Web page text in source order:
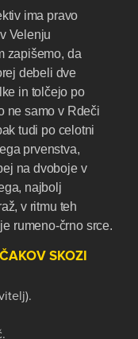
ima pravo
Velenju
zapišemo, da
debeli dve
in tolčejo po
ne samo v Rdeči
tudi po celotni
prvenstva,
na dvoboje v
najbolj
v ritmu teh
rumeno-črno srce.
SKOZI